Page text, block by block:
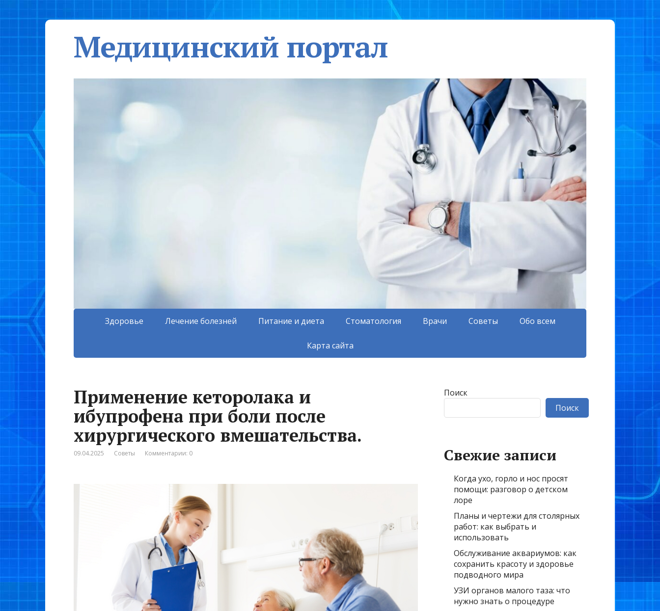
Медицинский портал
Здоровье Лечение болезней Питание и диета Стоматология Врачи Советы Обо всем
Карта сайта
Применение кеторолака и
ибупрофена при боли после
хирургического вмешательства.
09.04.2025 Советы Комментарии: 0
Поиск
Поиск
Свежие записи
Когда ухо, горло и нос просят
помощи: разговор о детском
лоре
Планы и чертежи для столярных
работ: как выбрать и
использовать
Обслуживание аквариумов: как
сохранить красоту и здоровье
подводного мира
УЗИ органов малого таза: что
нужно знать о процедуре